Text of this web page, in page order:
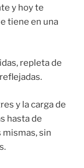
y hoy te
tiene en una
repleta de
y la carga de
hasta de
sin